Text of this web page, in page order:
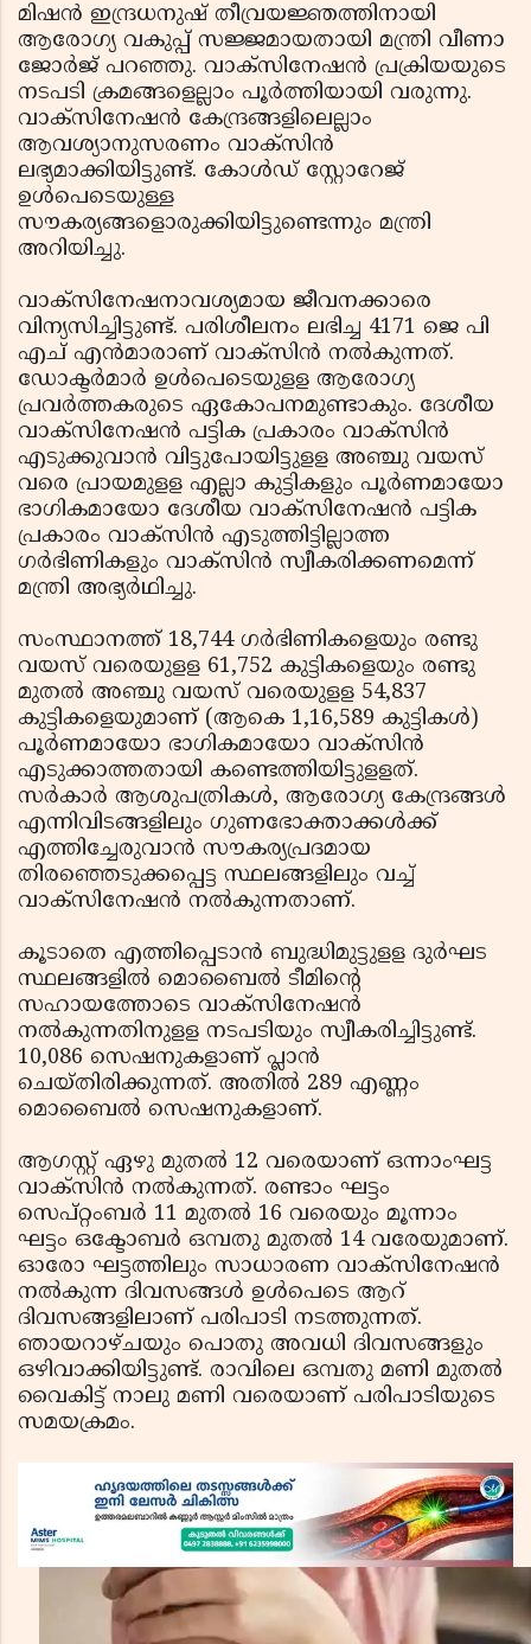
മിഷന്‍ ഇന്ദ്രധനുഷ് തീവ്രയജ്ഞത്തിനായി
ആരോഗ്യ വകുപ്പ് സജ്ജമായതായി മന്ത്രി വീണാ
ജോര്‍ജ് പറഞ്ഞു. വാക്സിനേഷന്‍ പ്രക്രിയയുടെ
നടപടി ക്രമങ്ങളെല്ലാം പൂര്‍ത്തിയായി വരുന്നു.
വാക്സിനേഷന്‍ കേന്ദ്രങ്ങളിലെല്ലാം
ആവശ്യാനുസരണം വാക്സിന്‍
ലഭ്യമാക്കിയിട്ടുണ്ട്. കോള്‍ഡ് സ്റ്റോറേജ്
ഉള്‍പെടെയുള്ള
സൗകര്യങ്ങളൊരുക്കിയിട്ടുണ്ടെന്നും മന്ത്രി
അറിയിച്ചു.
വാക്സിനേഷനാവശ്യമായ ജീവനക്കാരെ
വിന്യസിച്ചിട്ടുണ്ട്. പരിശീലനം ലഭിച്ച 4171 ജെ പി
എച് എന്‍മാരാണ് വാക്സിന്‍ നല്‍കുന്നത്.
ഡോക്ടര്‍മാര്‍ ഉള്‍പെടെയുളള ആരോഗ്യ
പ്രവര്‍ത്തകരുടെ ഏകോപനമുണ്ടാകും. ദേശീയ
വാക്സിനേഷന്‍ പട്ടിക പ്രകാരം വാക്സിന്‍
എടുക്കുവാന്‍ വിട്ടുപോയിട്ടുളള അഞ്ചു വയസ്
വരെ പ്രായമുളള എല്ലാ കുട്ടികളും പൂര്‍ണമായോ
ഭാഗികമായോ ദേശീയ വാക്സിനേഷന്‍ പട്ടിക
പ്രകാരം വാക്സിന്‍ എടുത്തിട്ടില്ലാത്ത
ഗര്‍ഭിണികളും വാക്സിന്‍ സ്വീകരിക്കണമെന്ന്
മന്ത്രി അഭ്യര്‍ഥിച്ചു.
സംസ്ഥാനത്ത് 18,744 ഗര്‍ഭിണികളെയും രണ്ടു
വയസ് വരെയുളള 61,752 കുട്ടികളെയും രണ്ടു
മുതല്‍ അഞ്ചു വയസ് വരെയുളള 54,837
കുട്ടികളെയുമാണ് (ആകെ 1,16,589 കുട്ടികള്‍)
പൂര്‍ണമായോ ഭാഗികമായോ വാക്സിന്‍
എടുക്കാത്തതായി കണ്ടെത്തിയിട്ടുളളത്.
സര്‍കാര്‍ ആശുപത്രികള്‍, ആരോഗ്യ കേന്ദ്രങ്ങള്‍
എന്നിവിടങ്ങളിലും ഗുണഭോക്താക്കള്‍ക്ക്
എത്തിച്ചേരുവാന്‍ സൗകര്യപ്രദമായ
തിരഞ്ഞെടുക്കപ്പെട്ട സ്ഥലങ്ങളിലും വച്ച്
വാക്സിനേഷന്‍ നല്‍കുന്നതാണ്.
കൂടാതെ എത്തിപ്പെടാന്‍ ബുദ്ധിമുട്ടുളള ദുര്‍ഘട
സ്ഥലങ്ങളില്‍ മൊബൈല്‍ ടീമിന്റെ
സഹായത്തോടെ വാക്സിനേഷന്‍
നല്‍കുന്നതിനുളള നടപടിയും സ്വീകരിച്ചിട്ടുണ്ട്.
10,086 സെഷനുകളാണ് പ്ലാന്‍
ചെയ്തിരിക്കുന്നത്. അതില്‍ 289 എണ്ണം
മൊബൈല്‍ സെഷനുകളാണ്.
ആഗസ്റ്റ് ഏഴു മുതല്‍ 12 വരെയാണ് ഒന്നാംഘട്ട
വാക്സിന്‍ നല്‍കുന്നത്. രണ്ടാം ഘട്ടം
സെപ്റ്റംബര്‍ 11 മുതല്‍ 16 വരെയും മൂന്നാം
ഘട്ടം ഒക്ടോബര്‍ ഒമ്പതു മുതല്‍ 14 വരേയുമാണ്.
ഓരോ ഘട്ടത്തിലും സാധാരണ വാക്സിനേഷന്‍
നല്‍കുന്ന ദിവസങ്ങള്‍ ഉള്‍പെടെ ആറ്
ദിവസങ്ങളിലാണ് പരിപാടി നടത്തുന്നത്.
ഞായറാഴ്ചയും പൊതു അവധി ദിവസങ്ങളും
ഒഴിവാക്കിയിട്ടുണ്ട്. രാവിലെ ഒമ്പതു മണി മുതല്‍
വൈകിട്ട് നാലു മണി വരെയാണ് പരിപാടിയുടെ
സമയക്രമം.